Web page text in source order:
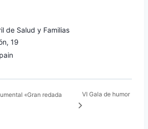
de Salud y Familias
19
«Gran redada
VI Gala de humor